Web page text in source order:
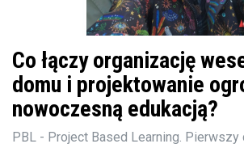
Co łączy organizację
domu i projektowanie
nowoczesną edukacją?
PBL - Project Based Learning.